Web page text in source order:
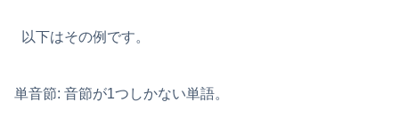
以下はその例です。
単音節: 音節が1つしかない単語。